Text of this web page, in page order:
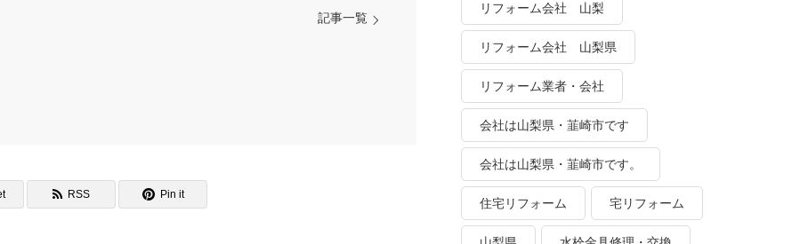
記事一覧
RSS Pin it
リフォーム会社 山梨
リフォーム会社 山梨県
リフォーム業者・会社
会社は山梨県・韮崎市です
会社は山梨県・韮崎市です。
住宅リフォーム 宅リフォーム